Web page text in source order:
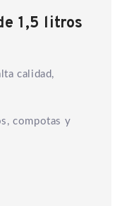
1,5 litros
calidad,
compotas y